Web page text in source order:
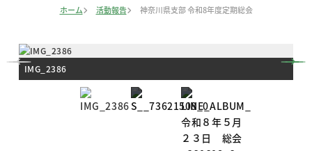
ホーム 活動報告 神奈川県支部 令和8年度定期総会
IMG_2386